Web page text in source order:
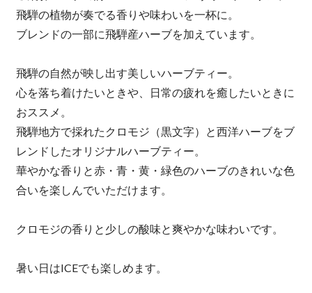
飛騨の植物が奏でる香りや味わいを一杯に。
ブレンドの一部に飛騨産ハーブを加えています。
飛騨の自然が映し出す美しいハーブティー。
心を落ち着けたいときや、日常の疲れを癒したいときに
おススメ。
飛騨地方で採れたクロモジ（黒文字）と西洋ハーブをブ
レンドしたオリジナルハーブティー。
華やかな香りと赤・青・黄・緑色のハーブのきれいな色
合いを楽しんでいただけます。
クロモジの香りと少しの酸味と爽やかな味わいです。
暑い日はICEでも楽しめます。